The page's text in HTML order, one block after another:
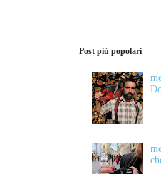
Post più popolari